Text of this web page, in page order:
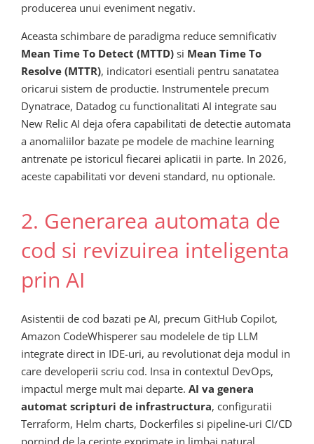
producerea unui eveniment negativ.
Aceasta schimbare de paradigma reduce semnificativ
Mean Time To Detect (MTTD) si Mean Time To
Resolve (MTTR), indicatori esentiali pentru sanatatea
oricarui sistem de productie. Instrumentele precum
Dynatrace, Datadog cu functionalitati AI integrate sau
New Relic AI deja ofera capabilitati de detectie automata
a anomaliilor bazate pe modele de machine learning
antrenate pe istoricul fiecarei aplicatii in parte. In 2026,
aceste capabilitati vor deveni standard, nu optionale.
2. Generarea automata de
cod si revizuirea inteligenta
prin AI
Asistentii de cod bazati pe AI, precum GitHub Copilot,
Amazon CodeWhisperer sau modelele de tip LLM
integrate direct in IDE-uri, au revolutionat deja modul in
care developerii scriu cod. Insa in contextul DevOps,
impactul merge mult mai departe. AI va genera
automat scripturi de infrastructura, configuratii
Terraform, Helm charts, Dockerfiles si pipeline-uri CI/CD